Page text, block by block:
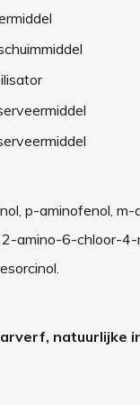
p-aminofenol,
amino-6-chloor-
natuurlijke